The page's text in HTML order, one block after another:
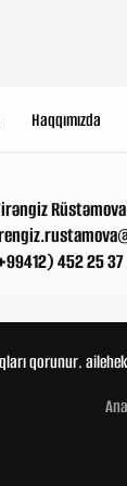
Haqqımızda
Rüstəmova
452 25 37
qorunur.